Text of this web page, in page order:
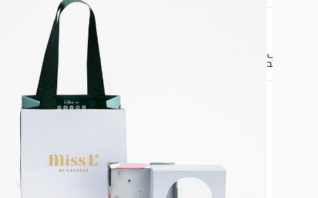
على شكل زهرة التوليب بألوان ناعمة من الأحمر والأخضر، في رمز جميل للنمو
المتفتحة، وتنسجم بأناقة مع الألوان الهادئة وأيام الفرح.
أبعاد السلسلة